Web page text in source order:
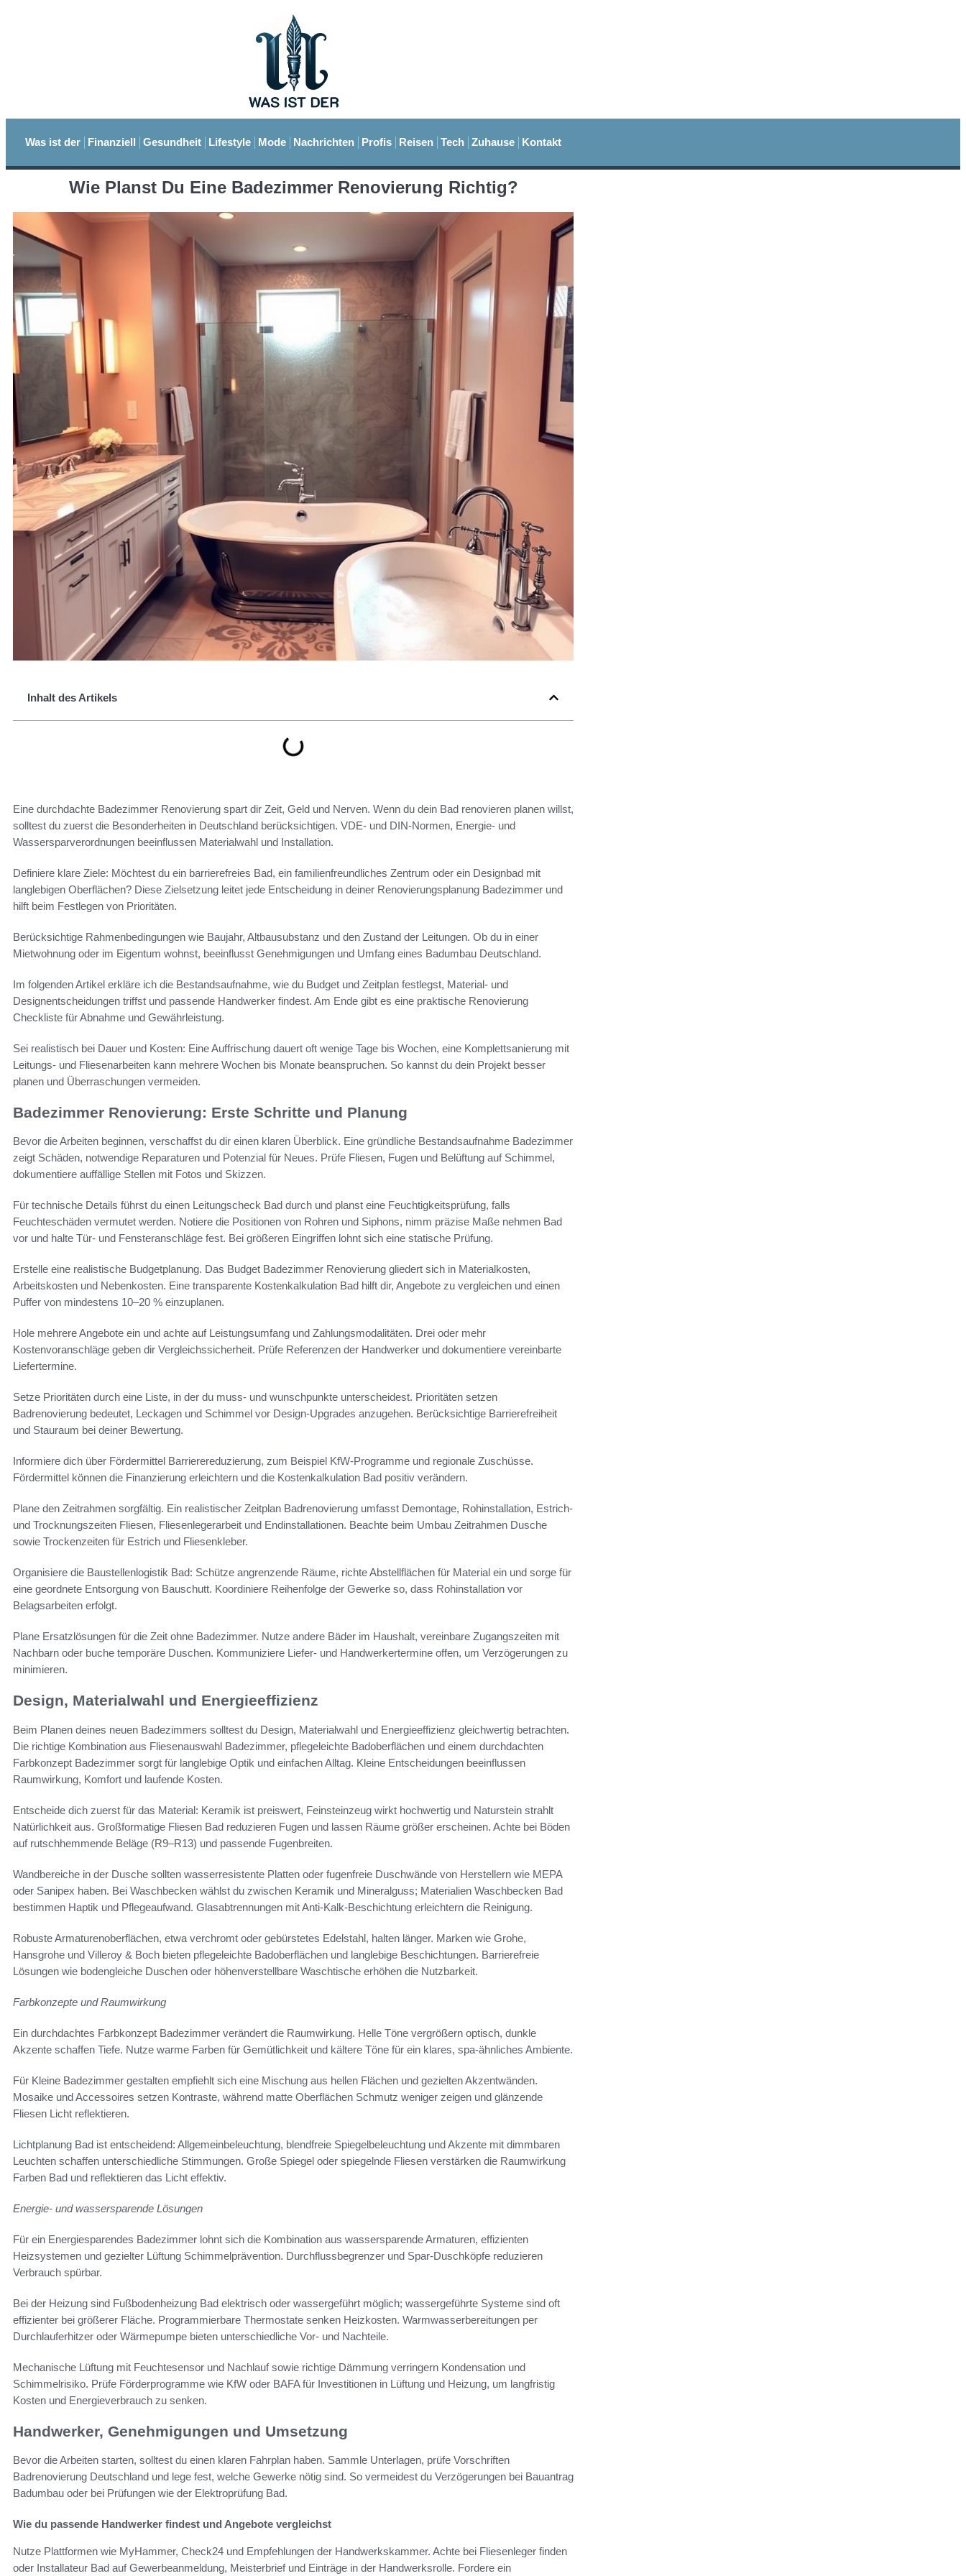
Was ist der Finanziell Gesundheit Lifestyle Mode Nachrichten Profis Reisen Tech Zuhause Kontakt
Wie Planst Du Eine Badezimmer Renovierung Richtig?
Inhalt des Artikels
Eine durchdachte Badezimmer Renovierung spart dir Zeit, Geld und Nerven. Wenn du dein Bad renovieren planen willst,
solltest du zuerst die Besonderheiten in Deutschland berücksichtigen. VDE- und DIN-Normen, Energie- und
Wassersparverordnungen beeinflussen Materialwahl und Installation.
Definiere klare Ziele: Möchtest du ein barrierefreies Bad, ein familienfreundliches Zentrum oder ein Designbad mit
langlebigen Oberflächen? Diese Zielsetzung leitet jede Entscheidung in deiner Renovierungsplanung Badezimmer und
hilft beim Festlegen von Prioritäten.
Berücksichtige Rahmenbedingungen wie Baujahr, Altbausubstanz und den Zustand der Leitungen. Ob du in einer
Mietwohnung oder im Eigentum wohnst, beeinflusst Genehmigungen und Umfang eines Badumbau Deutschland.
Im folgenden Artikel erkläre ich die Bestandsaufnahme, wie du Budget und Zeitplan festlegst, Material- und
Designentscheidungen triffst und passende Handwerker findest. Am Ende gibt es eine praktische Renovierung
Checkliste für Abnahme und Gewährleistung.
Sei realistisch bei Dauer und Kosten: Eine Auffrischung dauert oft wenige Tage bis Wochen, eine Komplettsanierung mit
Leitungs- und Fliesenarbeiten kann mehrere Wochen bis Monate beanspruchen. So kannst du dein Projekt besser
planen und Überraschungen vermeiden.
Badezimmer Renovierung: Erste Schritte und Planung
Bevor die Arbeiten beginnen, verschaffst du dir einen klaren Überblick. Eine gründliche Bestandsaufnahme Badezimmer
zeigt Schäden, notwendige Reparaturen und Potenzial für Neues. Prüfe Fliesen, Fugen und Belüftung auf Schimmel,
dokumentiere auffällige Stellen mit Fotos und Skizzen.
Für technische Details führst du einen Leitungscheck Bad durch und planst eine Feuchtigkeitsprüfung, falls
Feuchteschäden vermutet werden. Notiere die Positionen von Rohren und Siphons, nimm präzise Maße nehmen Bad
vor und halte Tür- und Fensteranschläge fest. Bei größeren Eingriffen lohnt sich eine statische Prüfung.
Erstelle eine realistische Budgetplanung. Das Budget Badezimmer Renovierung gliedert sich in Materialkosten,
Arbeitskosten und Nebenkosten. Eine transparente Kostenkalkulation Bad hilft dir, Angebote zu vergleichen und einen
Puffer von mindestens 10–20 % einzuplanen.
Hole mehrere Angebote ein und achte auf Leistungsumfang und Zahlungsmodalitäten. Drei oder mehr
Kostenvoranschläge geben dir Vergleichssicherheit. Prüfe Referenzen der Handwerker und dokumentiere vereinbarte
Liefertermine.
Setze Prioritäten durch eine Liste, in der du muss- und wunschpunkte unterscheidest. Prioritäten setzen
Badrenovierung bedeutet, Leckagen und Schimmel vor Design-Upgrades anzugehen. Berücksichtige Barrierefreiheit
und Stauraum bei deiner Bewertung.
Informiere dich über Fördermittel Barrierereduzierung, zum Beispiel KfW-Programme und regionale Zuschüsse.
Fördermittel können die Finanzierung erleichtern und die Kostenkalkulation Bad positiv verändern.
Plane den Zeitrahmen sorgfältig. Ein realistischer Zeitplan Badrenovierung umfasst Demontage, Rohinstallation, Estrich-
und Trocknungszeiten Fliesen, Fliesenlegerarbeit und Endinstallationen. Beachte beim Umbau Zeitrahmen Dusche
sowie Trockenzeiten für Estrich und Fliesenkleber.
Organisiere die Baustellenlogistik Bad: Schütze angrenzende Räume, richte Abstellflächen für Material ein und sorge für
eine geordnete Entsorgung von Bauschutt. Koordiniere Reihenfolge der Gewerke so, dass Rohinstallation vor
Belagsarbeiten erfolgt.
Plane Ersatzlösungen für die Zeit ohne Badezimmer. Nutze andere Bäder im Haushalt, vereinbare Zugangszeiten mit
Nachbarn oder buche temporäre Duschen. Kommuniziere Liefer- und Handwerkertermine offen, um Verzögerungen zu
minimieren.
Design, Materialwahl und Energieeffizienz
Beim Planen deines neuen Badezimmers solltest du Design, Materialwahl und Energieeffizienz gleichwertig betrachten.
Die richtige Kombination aus Fliesenauswahl Badezimmer, pflegeleichte Badoberflächen und einem durchdachten
Farbkonzept Badezimmer sorgt für langlebige Optik und einfachen Alltag. Kleine Entscheidungen beeinflussen
Raumwirkung, Komfort und laufende Kosten.
Entscheide dich zuerst für das Material: Keramik ist preiswert, Feinsteinzeug wirkt hochwertig und Naturstein strahlt
Natürlichkeit aus. Großformatige Fliesen Bad reduzieren Fugen und lassen Räume größer erscheinen. Achte bei Böden
auf rutschhemmende Beläge (R9–R13) und passende Fugenbreiten.
Wandbereiche in der Dusche sollten wasserresistente Platten oder fugenfreie Duschwände von Herstellern wie MEPA
oder Sanipex haben. Bei Waschbecken wählst du zwischen Keramik und Mineralguss; Materialien Waschbecken Bad
bestimmen Haptik und Pflegeaufwand. Glasabtrennungen mit Anti-Kalk-Beschichtung erleichtern die Reinigung.
Robuste Armaturenoberflächen, etwa verchromt oder gebürstetes Edelstahl, halten länger. Marken wie Grohe,
Hansgrohe und Villeroy & Boch bieten pflegeleichte Badoberflächen und langlebige Beschichtungen. Barrierefreie
Lösungen wie bodengleiche Duschen oder höhenverstellbare Waschtische erhöhen die Nutzbarkeit.
Farbkonzepte und Raumwirkung
Ein durchdachtes Farbkonzept Badezimmer verändert die Raumwirkung. Helle Töne vergrößern optisch, dunkle
Akzente schaffen Tiefe. Nutze warme Farben für Gemütlichkeit und kältere Töne für ein klares, spa-ähnliches Ambiente.
Für Kleine Badezimmer gestalten empfiehlt sich eine Mischung aus hellen Flächen und gezielten Akzentwänden.
Mosaike und Accessoires setzen Kontraste, während matte Oberflächen Schmutz weniger zeigen und glänzende
Fliesen Licht reflektieren.
Lichtplanung Bad ist entscheidend: Allgemeinbeleuchtung, blendfreie Spiegelbeleuchtung und Akzente mit dimmbaren
Leuchten schaffen unterschiedliche Stimmungen. Große Spiegel oder spiegelnde Fliesen verstärken die Raumwirkung
Farben Bad und reflektieren das Licht effektiv.
Energie- und wassersparende Lösungen
Für ein Energiesparendes Badezimmer lohnt sich die Kombination aus wassersparende Armaturen, effizienten
Heizsystemen und gezielter Lüftung Schimmelprävention. Durchflussbegrenzer und Spar-Duschköpfe reduzieren
Verbrauch spürbar.
Bei der Heizung sind Fußbodenheizung Bad elektrisch oder wassergeführt möglich; wassergeführte Systeme sind oft
effizienter bei größerer Fläche. Programmierbare Thermostate senken Heizkosten. Warmwasserbereitungen per
Durchlauferhitzer oder Wärmepumpe bieten unterschiedliche Vor- und Nachteile.
Mechanische Lüftung mit Feuchtesensor und Nachlauf sowie richtige Dämmung verringern Kondensation und
Schimmelrisiko. Prüfe Förderprogramme wie KfW oder BAFA für Investitionen in Lüftung und Heizung, um langfristig
Kosten und Energieverbrauch zu senken.
Handwerker, Genehmigungen und Umsetzung
Bevor die Arbeiten starten, solltest du einen klaren Fahrplan haben. Sammle Unterlagen, prüfe Vorschriften
Badrenovierung Deutschland und lege fest, welche Gewerke nötig sind. So vermeidest du Verzögerungen bei Bauantrag
Badumbau oder bei Prüfungen wie der Elektroprüfung Bad.
Wie du passende Handwerker findest und Angebote vergleichst
Nutze Plattformen wie MyHammer, Check24 und Empfehlungen der Handwerkskammer. Achte bei Fliesenleger finden
oder Installateur Bad auf Gewerbeanmeldung, Meisterbrief und Einträge in der Handwerksrolle. Fordere ein